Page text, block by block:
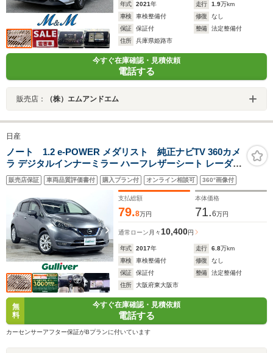
年式 2021年 走行 1.9万km
車検
車検整備付 修復
なし
保証
保証付 整備
法定整備付
住所
兵庫県姫路市
今すぐ在庫確認・見積依頼
電話する
販売店： （株）エムアンドエム
日産
ノート 1.2 e-POWER メダリスト 純正ナビTV 360カメ
ラ デジタルインナーミラー ハーフレザーシート レーダー
クルコン 衝突軽減ブレーキ レーンアシスト オートライト
LEDヘッドライト クリアランスソナー スマートキー プッ
シュスタート ETC
販売店保証 車両品質評価書付 購入プラン付 オンライン相談可 360°画像付
支払総額
79.8万円
本体価格
71.6万円
通常ローン 月々 10,400円
年式 2017年 走行 6.8万km
車検
車検整備付 修復
なし
保証
保証付 整備
法定整備付
住所
大阪府東大阪市
無
料
今すぐ在庫確認・見積依頼
電話する
カーセンサーアフター保証がBプランに付いています